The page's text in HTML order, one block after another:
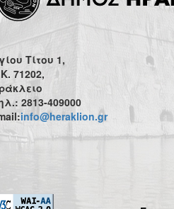
Τίτου 1,
71202,
2813-409000
info@heraklion.gr